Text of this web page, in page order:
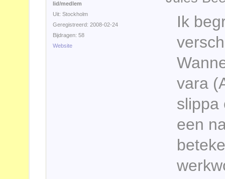
lid/medlem
Uit: Stockholm
Geregistreerd: 2008-02-24
Bijdragen: 58
Website
Ik
vara
slippa
een